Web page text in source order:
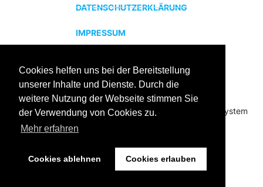
Cookies helfen uns bei der Bereitstellung
unserer Inhalte und Dienste. Durch die
weitere Nutzung der Webseite stimmen Sie
der Verwendung von Cookies zu.
Mehr erfahren
Cookies ablehnen Cookies erlauben
DATENSCHUTZERKLÄRUNG
IMPRESSUM
ZERTIFIZIERTER BILDUNGSTRÄGER
Profitieren sie jetzt von unserer über 15 jährigen
Praxiserfahrung und unserem erfolgreichen Coachingsystem